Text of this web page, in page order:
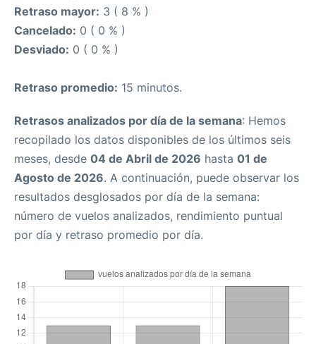
Retraso mayor: 3 ( 8 % )
Cancelado: 0 ( 0 % )
Desviado: 0 ( 0 % )
Retraso promedio: 15 minutos.
Retrasos analizados por día de la semana: Hemos
recopilado los datos disponibles de los últimos seis
meses, desde 04 de Abril de 2026 hasta 01 de
Agosto de 2026. A continuación, puede observar los
resultados desglosados por día de la semana:
número de vuelos analizados, rendimiento puntual
por día y retraso promedio por día.